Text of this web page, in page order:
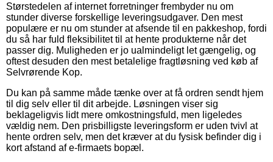
Størstedelen af internet forretninger frembyder nu om
stunder diverse forskellige leveringsudgaver. Den mest
populære er nu om stunder at afsende til en pakkeshop, fordi
du så har fuld fleksibilitet til at hente produkterne når det
passer dig. Muligheden er jo ualmindeligt let gængelig, og
oftest desuden den mest betalelige fragtløsning ved køb af
Selvrørende Kop.
Du kan på samme måde tænke over at få ordren sendt hjem
til dig selv eller til dit arbejde. Løsningen viser sig
beklageligvis lidt mere omkostningsfuld, men ligeledes
vældig nem. Den prisbilligste leveringsform er uden tvivl at
hente ordren selv, men det kræver at du fysisk befinder dig i
kort afstand af e-firmaets bopæl.